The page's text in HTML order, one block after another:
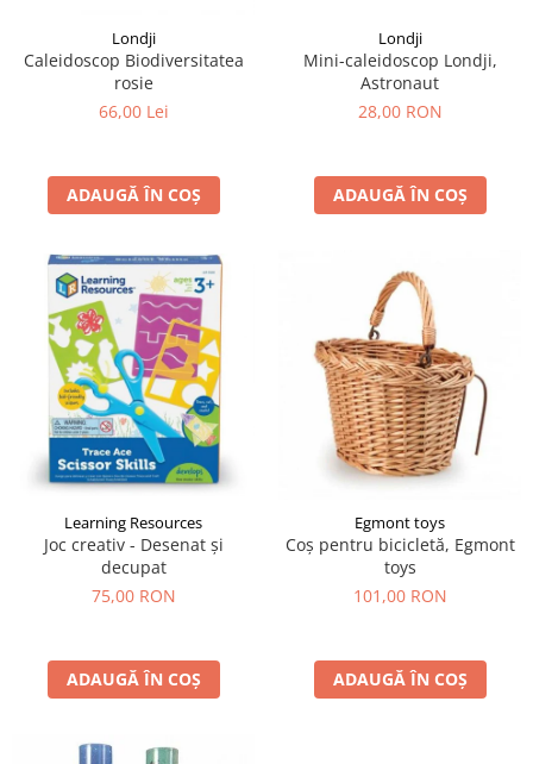
Londji
Caleidoscop Biodiversitatea
rosie
66,00 Lei
ADAUGĂ ÎN COȘ
Londji
Mini-caleidoscop Londji,
Astronaut
28,00 RON
ADAUGĂ ÎN COȘ
Learning Resources
Joc creativ - Desenat și
decupat
75,00 RON
ADAUGĂ ÎN COȘ
Egmont toys
Coș pentru bicicletă, Egmont
toys
101,00 RON
ADAUGĂ ÎN COȘ